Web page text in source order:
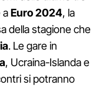
aEuro 2024, la
della stagione che
. Le gare in
, Ucraina-Islanda e
si potranno